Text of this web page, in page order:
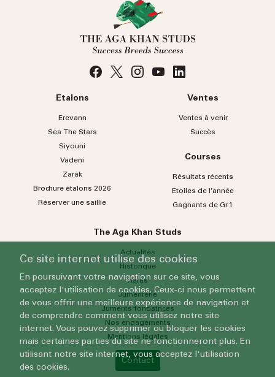
Etalons
Erevann
Sea TheStars
Siyouni
Vadeni
Zarak
Brochure étalons 2026
Réserver une saillie
Ventes
Ventes à venir
Succès
Courses
Résultats récents
Etoiles de l’année
Gagnants de Gr.1
The Aga Khan Studs
Actualités
Historique
Haras
Jumenterie
Juments fondatrices
Nos engagements
Mentions légales
Contact
Ce site internet utilise des cookies
En poursuivant votre navigation sur ce site, vous
acceptez l'utilisation de cookies. Ceux-ci nous permettent
de vous offrir une meilleure expérience de navigation et
de comprendre comment vous utilisez notre site
internet. Vous pouvez supprimer ou bloquer les cookies
mais certaines parties du site ne fonctionneront plus. En
utilisant notre site internet, vous acceptez l'utilisation
des cookies.